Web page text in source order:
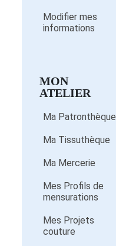
Modifier mes
informations
MON
ATELIER
Ma Patronthèque
Ma Tissuthèque
Ma Mercerie
Mes Profils de
mensurations
Mes Projets
couture